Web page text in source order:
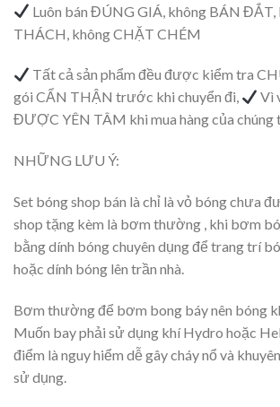
Luôn bán ĐÚNG GIÁ, không BÁN ĐẮT,
THÁCH, không CHẶT CHÉM
Tất cả sản phẩm đều được kiểm tra
gói CẨN THẬN trước khi chuyển đi,
Vì
ĐƯỢC YÊN TÂM khi mua hàng của chúng
NHỮNG LƯU Ý:
Set bóng shop bán là chỉ là vỏ bóng chưa
shop tặng kèm là bơm thường , khi bơm
bằng dính bóng chuyên dụng để trang trí
hoặc dính bóng lên trần nhà.
Bơm thường để bơm bong báy nên bóng
Muốn bay phải sử dụng khí Hydro hoặc
điểm là nguy hiểm dễ gây cháy nổ và
sử dụng.